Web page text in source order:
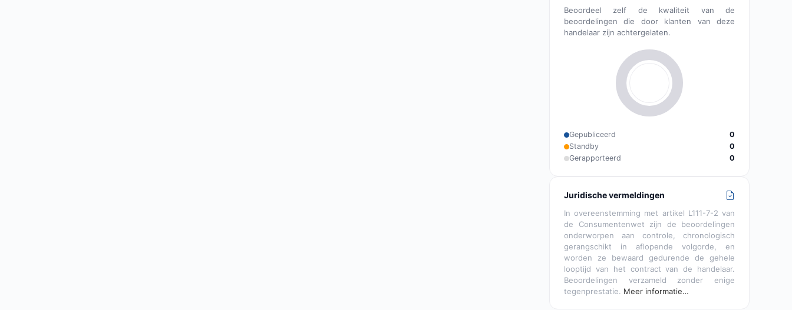
Beoordeel zelf de kwaliteit van de
beoordelingen die door klanten van deze
handelaar zijn achtergelaten.
Gepubliceerd
0
Standby
0
Gerapporteerd
0
Juridische vermeldingen
In overeenstemming met artikel L111-7-2 van
de Consumentenwet zijn de beoordelingen
onderworpen aan controle, chronologisch
gerangschikt in aflopende volgorde, en
worden ze bewaard gedurende de gehele
looptijd van het contract van de handelaar.
Beoordelingen verzameld zonder enige
tegenprestatie. Meer informatie…